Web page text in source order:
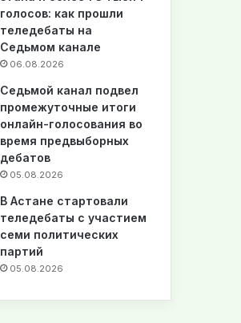
голосов: как прошли
теледебаты на
Седьмом канале
06.08.2026
Седьмой канал подвел
промежуточные итоги
онлайн-голосования во
время предвыборных
дебатов
05.08.2026
В Астане стартовали
теледебаты с участием
семи политических
партий
05.08.2026